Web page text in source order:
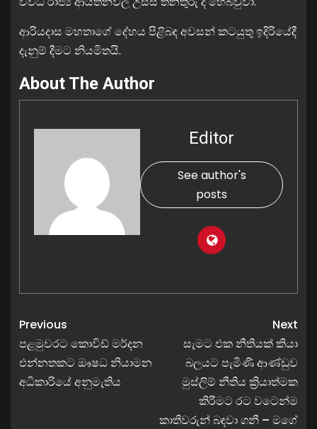
ආරියදාස මහතාගේ දේහය පිළිබඳ අවසන් කටයුතු ඉදිරියේදී
දැනුම් දීමට නියමිතයි.
About The Author
Editor
See author's
posts
Previous
පළමුවරට කොවිඩ් මර්දන
එන්නතකට ඖෂධ නියාමන
අධිකාරියේ අනුමැතිය
Next
සැමට එක නීතියක් කියා
බලයට පැමිණි ආණ්ඩුව
මුස්ලිම් නීතිය ක්‍රියාත්මක
කිරීමට රට වටෙන්ම
කාතිවරුන් බඳවා ගනී – මගේ